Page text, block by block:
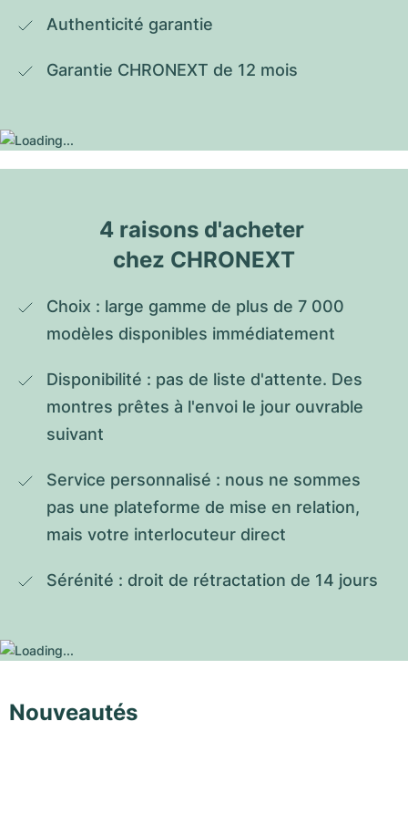
Authenticité garantie
Garantie CHRONEXT de 12 mois
4 raisons d'acheter
chez CHRONEXT
Choix : large gamme de plus de 7 000
modèles disponibles immédiatement
Disponibilité : pas de liste d'attente. Des
montres prêtes à l'envoi le jour ouvrable
suivant
Service personnalisé : nous ne sommes
pas une plateforme de mise en relation,
mais votre interlocuteur direct
Sérénité : droit de rétractation de 14 jours
Nouveautés